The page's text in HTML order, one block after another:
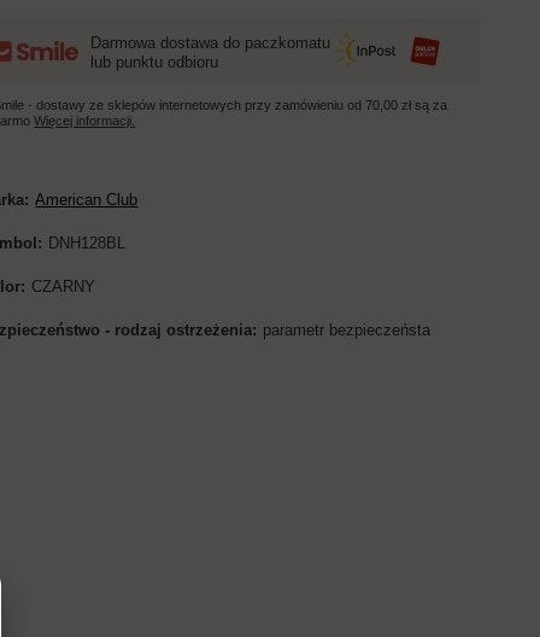
Darmowa dostawa do paczkomatu
lub punktu odbioru
- dostawy ze sklepów internetowych przy zamówieniu od 70,00 zł są za
Więcej informacji.
American Club
DNH128BL
CZARNY
- rodzaj ostrzeżenia parametr bezpieczeństa